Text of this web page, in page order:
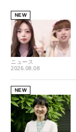
NEW
ニュース
2026.08.08
NEW